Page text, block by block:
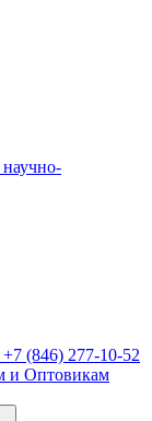
научно-
+7 (846) 277-10-52
и Оптовикам